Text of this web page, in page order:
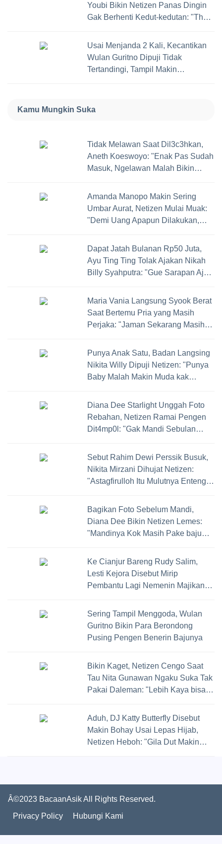
Youbi Bikin Netizen Panas Dingin
Gak Berhenti Kedut-kedutan: "The
Usai Menjanda 2 Kali, Kecantikan
Wulan Guritno Dipuji Tidak
Tertandingi, Tampil Makin
Kamu Mungkin Suka
Tidak Melawan Saat Dil3c3hkan,
Aneth Koeswoyo: "Enak Pas Sudah
Masuk, Ngelawan Malah Bikin
Amanda Manopo Makin Sering
Umbar Aurat, Netizen Mulai Muak:
"Demi Uang Apapun Dilakukan,
Dapat Jatah Bulanan Rp50 Juta,
Ayu Ting Ting Tolak Ajakan Nikah
Billy Syahputra: "Gue Sarapan Aja
Maria Vania Langsung Syook Berat
Saat Bertemu Pria yang Masih
Perjaka: "Jaman Sekarang Masih
Punya Anak Satu, Badan Langsing
Nikita Willy Dipuji Netizen: "Punya
Baby Malah Makin Muda kak
Diana Dee Starlight Unggah Foto
Rebahan, Netizen Ramai Pengen
Dit4mp0l: "Gak Mandi Sebulan
Sebut Rahim Dewi Perssik Busuk,
Nikita Mirzani Dihujat Netizen:
"Astagfirulloh Itu Mulutnya Enteng
Bagikan Foto Sebelum Mandi,
Diana Dee Bikin Netizen Lemes:
"Mandinya Kok Masih Pake baju
Ke Cianjur Bareng Rudy Salim,
Lesti Kejora Disebut Mirip
Pembantu Lagi Nemenin Majikan
Sering Tampil Menggoda, Wulan
Guritno Bikin Para Berondong
Pusing Pengen Benerin Bajunya
Bikin Kaget, Netizen Cengo Saat
Tau Nita Gunawan Ngaku Suka Tak
Pakai Daleman: "Lebih Kaya bisa
Aduh, DJ Katty Butterfly Disebut
Makin Bohay Usai Lepas Hijab,
Netizen Heboh: "Gila Dut Makin
Â©2023 BacaanAsik All Rights Reserved.
Privacy Policy
Hubungi Kami